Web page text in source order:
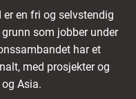
en fri og selvstendig
som jobber under
har et
med prosjekter og
Asia.